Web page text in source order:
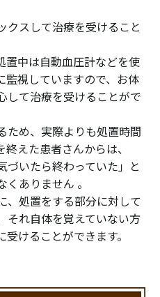
クスして治療を受けること
置中は自動血圧計などを使
監視していますので、お体
して治療を受けることがで
ため、実際よりも処置時間
えた患者さんからは、
づいたら終わっていた」と
ありません 。
、処置をする部分に対して
それ自体を覚えていない方
けることができます。